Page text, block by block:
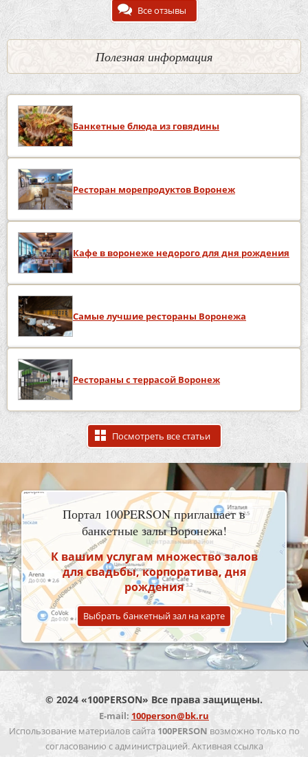
Все отзывы
Полезная информация
Банкетные блюда из говядины
Ресторан морепродуктов Воронеж
Кафе в воронеже недорого для дня рождения
Самые лучшие рестораны Воронежа
Рестораны с террасой Воронеж
Посмотреть все статьи
Портал 100PERSON приглашает в
банкетные залы Воронежа!
К вашим услугам множество залов
для свадьбы, корпоратива, дня
рождения
Выбрать банкетный зал на карте
© 2024 «100PERSON» Все права защищены.
E-mail: 100person@bk.ru
Использование материалов сайта 100PERSON возможно только по
согласованию с администрацией. Активная ссылка